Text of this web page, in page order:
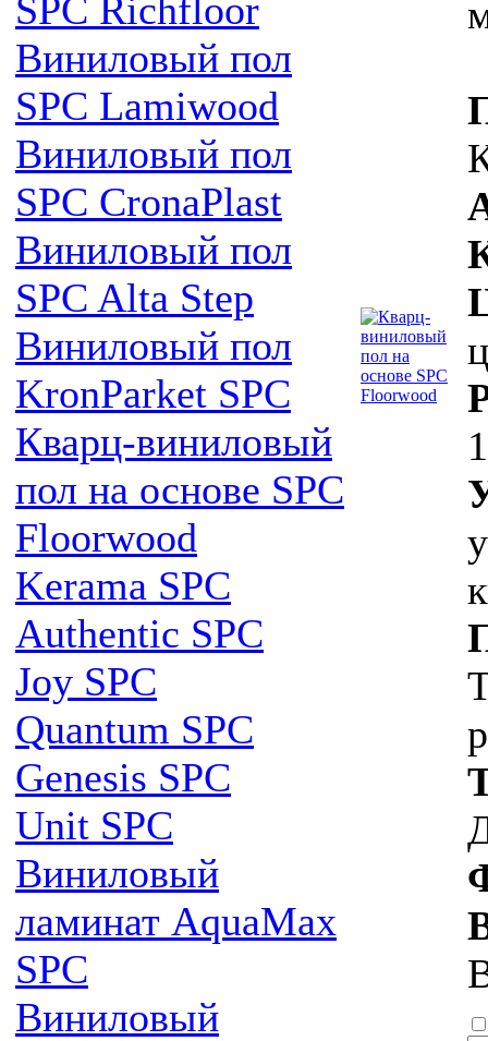
SPC Richfloor
Виниловый пол
SPC Lamiwood
Виниловый пол
SPC CronaPlast
Виниловый пол
SPC Alta Step
Виниловый пол
KronParket SPC
Кварц-виниловый
пол на основе SPC
Floorwood
Kerama SPC
Authentic SPC
Joy SPC
Quantum SPC
Genesis SPC
Unit SPC
Виниловый
ламинат AquaMax
SPC
Виниловый